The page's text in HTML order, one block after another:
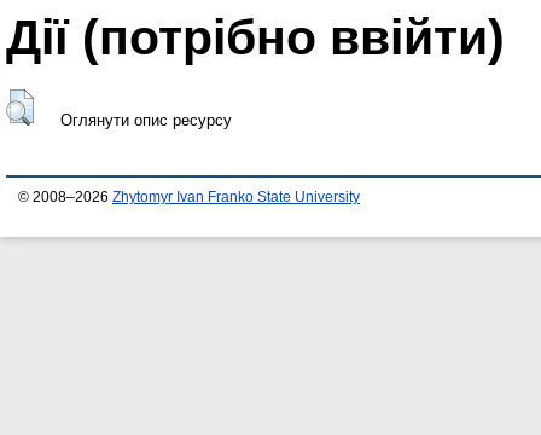
Дії ​​(потрібно ввійти)
Оглянути опис ресурсу
© 2008–2026 Zhytomyr Ivan Franko State University